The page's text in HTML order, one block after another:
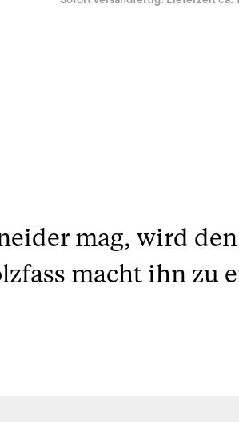
mag, wird
macht ihn zu